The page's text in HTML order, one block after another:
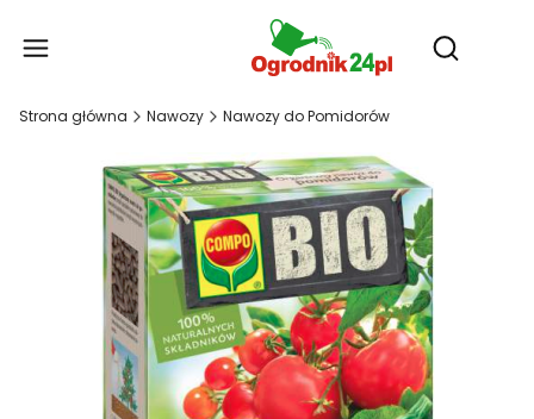
Otwórz
Strona główna Nawozy Nawozy do Pomidorów